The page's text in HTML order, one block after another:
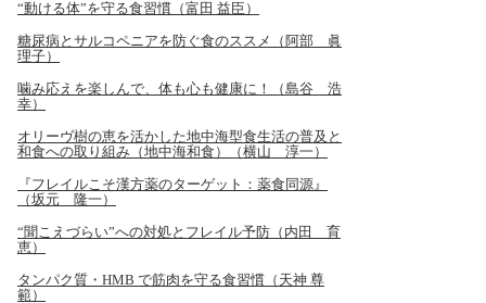
“動ける体”を守る食習慣（富田 益臣）
糖尿病とサルコペニアを防ぐ食のススメ（阿部 眞
理子）
噛み応えを楽しんで、体も心も健康に！（島谷 浩
幸）
オリーヴ樹の恵を活かした地中海型食生活の普及と
和食への取り組み（地中海和食）（横山 淳一）
『フレイルこそ漢方薬のターゲット：薬食同源』
（坂元 隆一）
“聞こえづらい”への対処とフレイル予防（内田 育
恵）
タンパク質・HMB で筋肉を守る食習慣（天神 尊
範）